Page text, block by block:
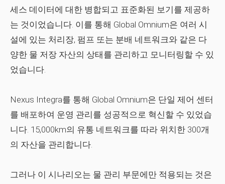
세스 데이터에 대한 병합되고 표준화된 보기를 제공하
는 것이었습니다. 이를 통해 Global Omnium은 여러 시
설에 있는 처리장, 펌프 또는 분배 네트워크와 같은 다
양한 물 저장 자산의 상태를 관리하고 모니터링할 수 있
었습니다.
Nexus Integra를 통해 Global Omnium은 단일 제어 센터
를 배포하여 운영 관리를 성공적으로 혁신할 수 있었습
니다. 15,000km의 유통 네트워크를 따라 위치한 300개
의 자산을 관리합니다.
그러나 이 시나리오는 물 관리 부문에만 적용되는 것은